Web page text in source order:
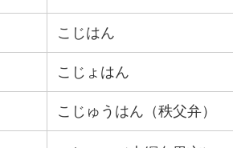
こじはん
こじょはん
こじゅうはん（秩父弁）